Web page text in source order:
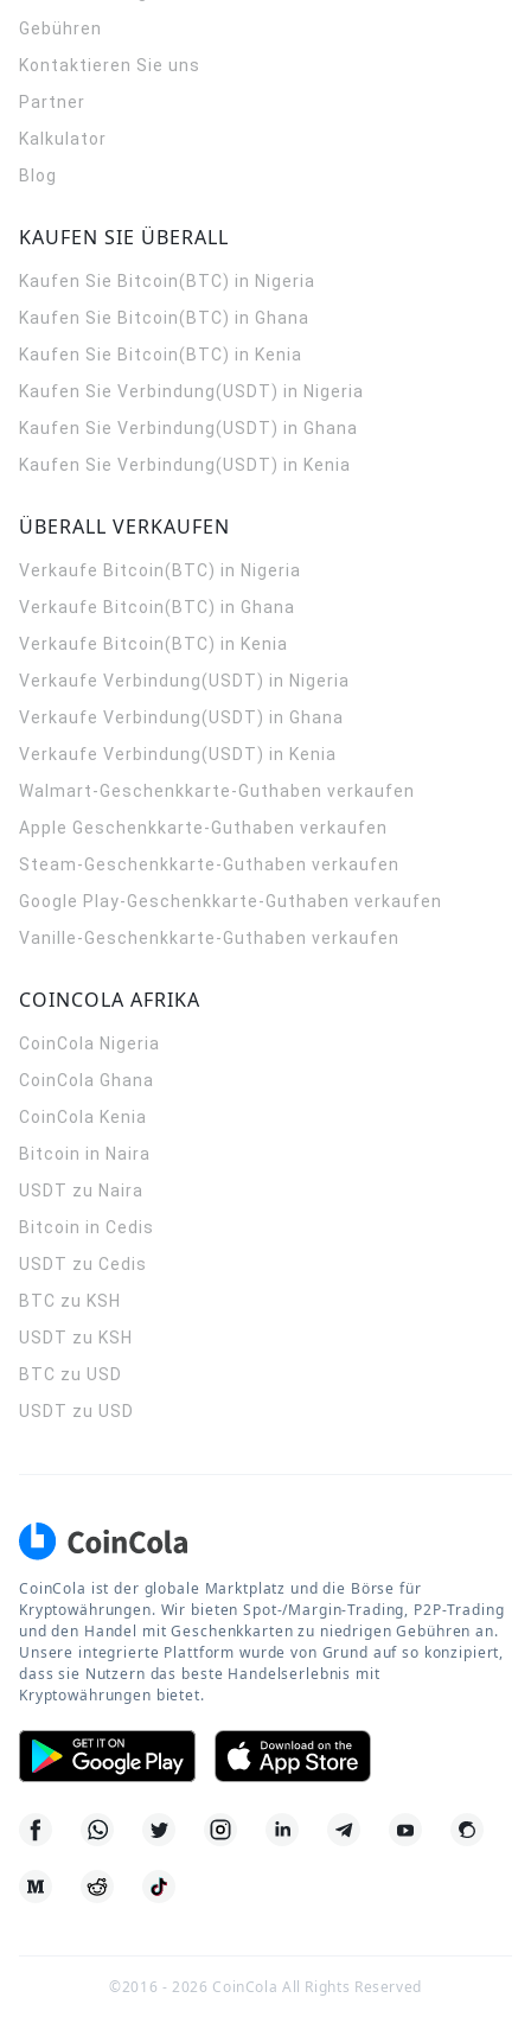
Gebühren
Kontaktieren Sie uns
Partner
Kalkulator
Blog
KAUFEN SIE ÜBERALL
Kaufen Sie Bitcoin(BTC) in Nigeria
Kaufen Sie Bitcoin(BTC) in Ghana
Kaufen Sie Bitcoin(BTC) in Kenia
Kaufen Sie Verbindung(USDT) in Nigeria
Kaufen Sie Verbindung(USDT) in Ghana
Kaufen Sie Verbindung(USDT) in Kenia
ÜBERALL VERKAUFEN
Verkaufe Bitcoin(BTC) in Nigeria
Verkaufe Bitcoin(BTC) in Ghana
Verkaufe Bitcoin(BTC) in Kenia
Verkaufe Verbindung(USDT) in Nigeria
Verkaufe Verbindung(USDT) in Ghana
Verkaufe Verbindung(USDT) in Kenia
Walmart-Geschenkkarte-Guthaben verkaufen
Apple Geschenkkarte-Guthaben verkaufen
Steam-Geschenkkarte-Guthaben verkaufen
Google Play-Geschenkkarte-Guthaben verkaufen
Vanille-Geschenkkarte-Guthaben verkaufen
COINCOLA AFRIKA
CoinCola Nigeria
CoinCola Ghana
CoinCola Kenia
Bitcoin in Naira
USDT zu Naira
Bitcoin in Cedis
USDT zu Cedis
BTC zu KSH
USDT zu KSH
BTC zu USD
USDT zu USD
CoinCola ist der globale Marktplatz und die Börse für
Kryptowährungen. Wir bieten Spot-/Margin-Trading, P2P-Trading
und den Handel mit Geschenkkarten zu niedrigen Gebühren an.
Unsere integrierte Plattform wurde von Grund auf so konzipiert,
dass sie Nutzern das beste Handelserlebnis mit
Kryptowährungen bietet.
©2016 -2026 CoinCola All Rights Reserved